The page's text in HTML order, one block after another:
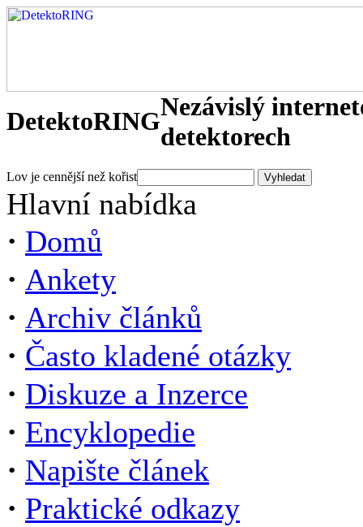
DetektoRINGNezávislý
detektorech
Lov je cennější než kořist
Hlavní nabídka
· Domů
· Ankety
· Archiv článků
· Často kladené otázky
· Diskuze a Inzerce
· Encyklopedie
· Napište článek
· Praktické odkazy